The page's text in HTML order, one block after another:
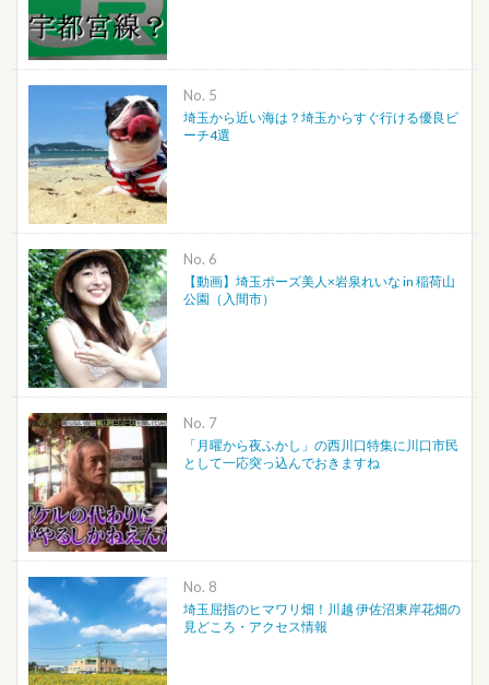
No.
埼玉から近い海は？埼玉からすぐ行ける優良ビ
ーチ4選
No.
【動画】埼玉ポーズ美人×岩泉れいな in 稲荷山
公園（入間市）
No.
「月曜から夜ふかし」の西川口特集に川口市民
として一応突っ込んでおきますね
No.
埼玉屈指のヒマワリ畑！川越 伊佐沼東岸花畑の
見どころ・アクセス情報